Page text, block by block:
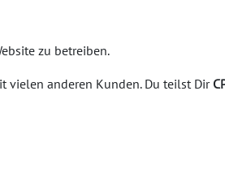
zu betreiben.
vielen anderen Kunden. Du teilst Dir